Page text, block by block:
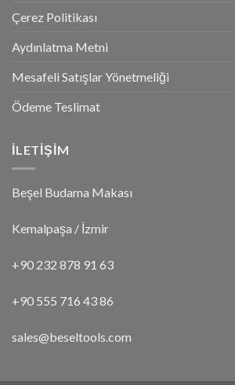
Çerez Politikası
Aydınlatma Metni
Mesafeli Satışlar Yönetmeliği
Ödeme Teslimat
İLETİŞİM
Beşel Budama Makası
Kemalpaşa / İzmir
+90 232 878 91 63
+90 555 716 43 86
sales@beseltools.com